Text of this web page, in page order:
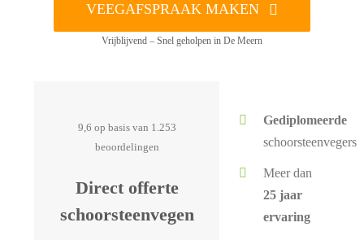
VEEGAFSPRAAK MAKEN
Vrijblijvend – Snel geholpen in De Meern
9,6 op basis van 1.253
beoordelingen
Direct offerte
schoorsteenvegen
Gediplomeerde
schoorsteenvegers
Meer dan
25 jaar
ervaring